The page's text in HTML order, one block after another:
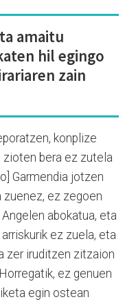
amaitu
hil egingo
zain
konplize
zioten bera ez zutela
Garmendia jotzen
zuenez, ez zegoen
abokatua, eta
ez zuela, eta
zer iruditzen zitzaion
ez genuen
egin ostean